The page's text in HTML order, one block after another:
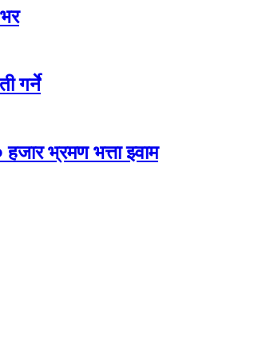
गर्ने
भ्रमण भत्ता झ्वाम